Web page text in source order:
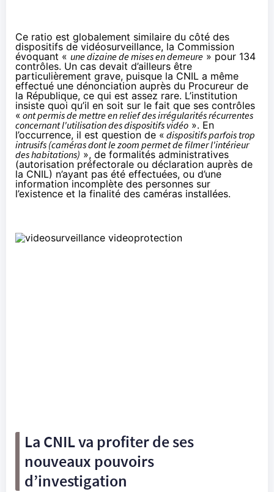
Ce ratio est globalement similaire du côté des
dispositifs de vidéosurveillance, la Commission
évoquant « une dizaine de mises en demeure » pour 134
contrôles. Un cas devait d’ailleurs être
particulièrement grave, puisque la CNIL a même
effectué une dénonciation auprès du Procureur de
la République, ce qui est assez rare. L’institution
insiste quoi qu’il en soit sur le fait que ses contrôles
« ont permis de mettre en relief des irrégularités récurrentes
concernant l'utilisation des dispositifs vidéo ». En
l’occurrence, il est question de « dispositifs parfois trop
intrusifs (caméras dont le zoom permet de filmer l'intérieur
des habitations) », de formalités administratives
(autorisation préfectorale ou déclaration auprès de
la CNIL) n’ayant pas été effectuées, ou d’une
information incomplète des personnes sur
l’existence et la finalité des caméras installées.
La CNIL va profiter de ses
nouveaux pouvoirs
d’investigation